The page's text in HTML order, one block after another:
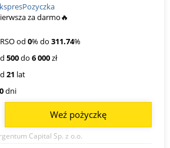
za darmo🔥
od 0% do 311.74%
500do 6 000zł
21 lat
dni
Capital Sp. z o.o.
Weź pożyczkę